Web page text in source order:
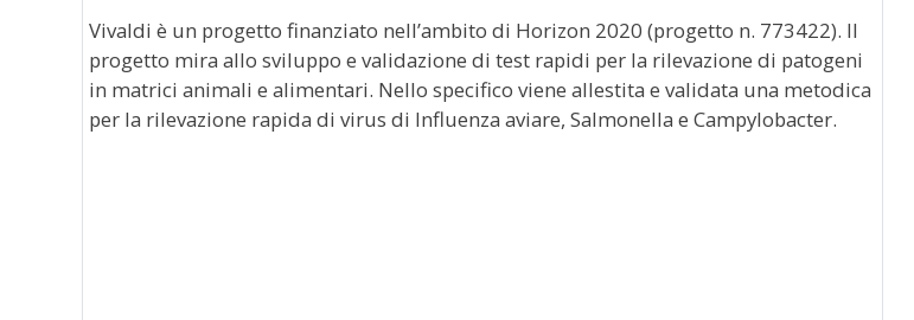
Vivaldi è un progetto finanziato nell’ambito di Horizon 2020 (progetto n. 773422). Il
progetto mira allo sviluppo e validazione di test rapidi per la rilevazione di patogeni
in matrici animali e alimentari. Nello specifico viene allestita e validata una metodica
per la rilevazione rapida di virus di Influenza aviare, Salmonella e Campylobacter.